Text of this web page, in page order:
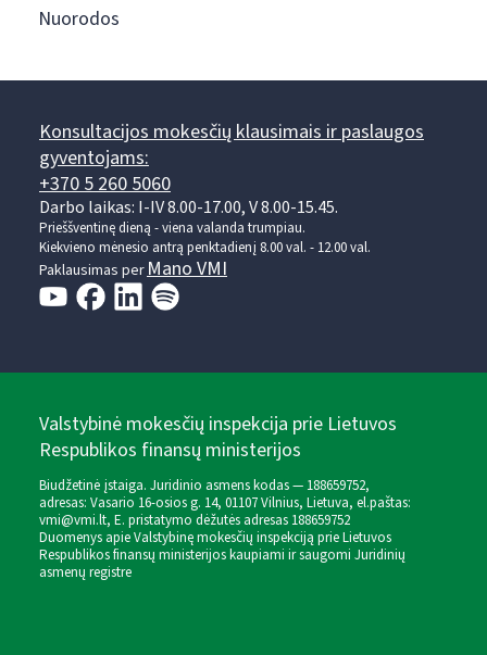
Nuorodos
Konsultacijos mokesčių klausimais ir paslaugos
gyventojams:
+370 5 260 5060
Darbo laikas: I-IV 8.00-17.00, V 8.00-15.45.
Prieššventinę dieną - viena valanda trumpiau.
Kiekvieno mėnesio antrą penktadienį 8.00 val. - 12.00 val.
Paklausimas per Mano VMI
Valstybinė mokesčių inspekcija prie Lietuvos
Respublikos finansų ministerijos
Biudžetinė įstaiga. Juridinio asmens kodas — 188659752,
adresas: Vasario 16-osios g. 14, 01107 Vilnius, Lietuva, el.paštas:
vmi@vmi.lt, E. pristatymo dėžutės adresas 188659752
Duomenys apie Valstybinę mokesčių inspekciją prie Lietuvos
Respublikos finansų ministerijos kaupiami ir saugomi Juridinių
asmenų registre